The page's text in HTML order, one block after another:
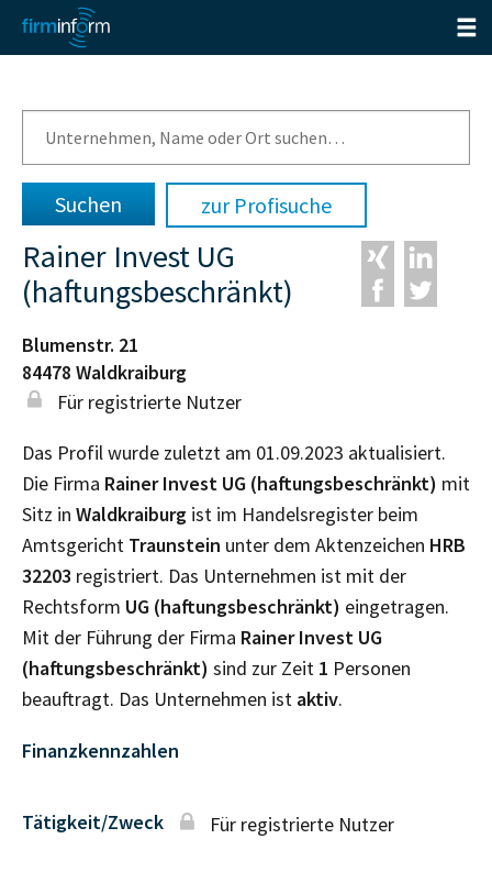
zur Profisuche
Rainer Invest UG
(haftungsbeschränkt)
Blumenstr. 21
84478 Waldkraiburg
Für registrierte Nutzer
Das Profil wurde zuletzt am 01.09.2023 aktualisiert.
Die Firma Rainer Invest UG (haftungsbeschränkt) mit
Sitz in Waldkraiburg ist im Handelsregister beim
Amtsgericht Traunstein unter dem Aktenzeichen HRB
32203 registriert. Das Unternehmen ist mit der
Rechtsform UG (haftungsbeschränkt) eingetragen.
Mit der Führung der Firma Rainer Invest UG
(haftungsbeschränkt) sind zur Zeit 1 Personen
beauftragt. Das Unternehmen ist aktiv.
Finanzkennzahlen
Tätigkeit/Zweck Für registrierte Nutzer